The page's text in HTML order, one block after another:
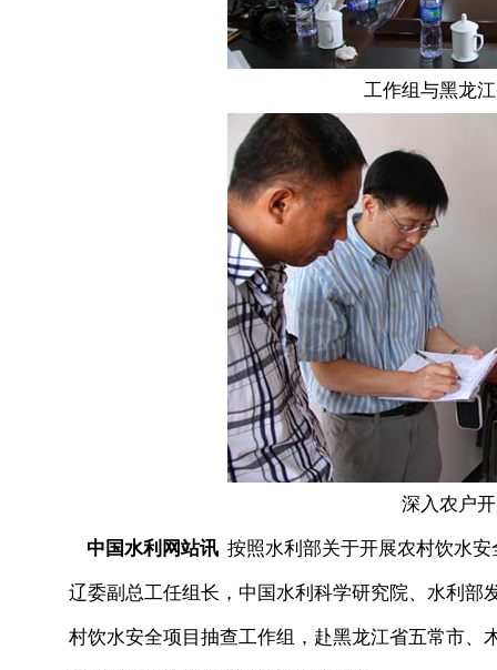
工作组与黑龙
深入农户
中国水利网站讯 按照水利部关于开展农村饮水
辽委副总工任组长，中国水利科学研究院、水利
村饮水安全项目抽查工作组，赴黑龙江省五常市、